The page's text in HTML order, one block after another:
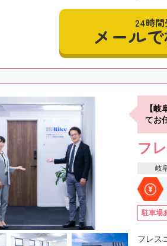
24時
メール
【
てお
フ
岐
駐車場
フレス